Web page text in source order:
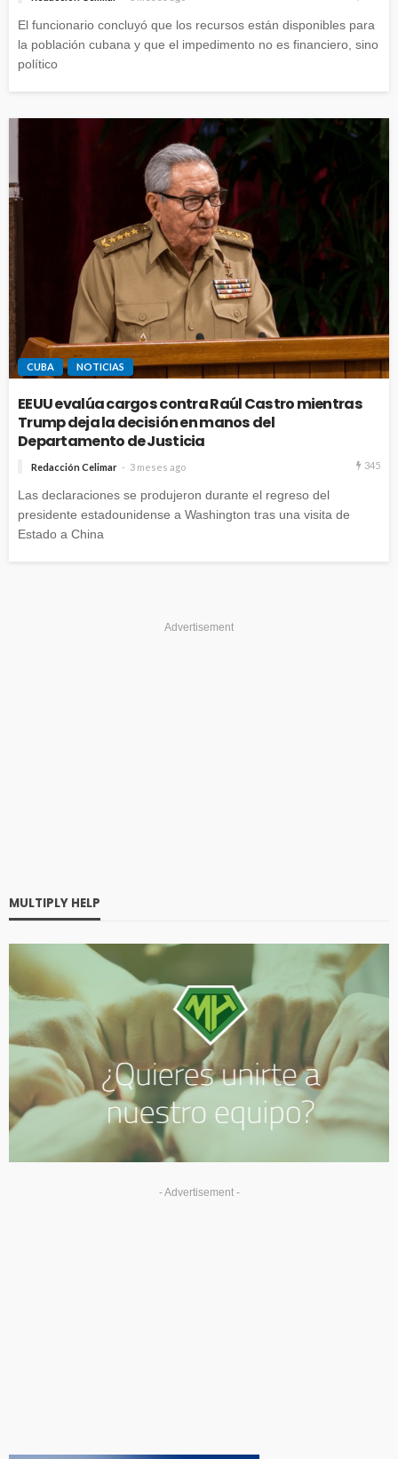
El funcionario concluyó que los recursos están disponibles para
la población cubana y que el impedimento no es financiero, sino
político
CUBA NOTICIAS
EEUU evalúa cargos contra Raúl Castro mientras
Trump deja la decisión en manos del
Departamento de Justicia
Redacción Celimar 3 meses ago 345
Las declaraciones se produjeron durante el regreso del
presidente estadounidense a Washington tras una visita de
Estado a China
Advertisement
MULTIPLY HELP
- Advertisement -